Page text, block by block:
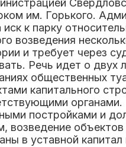
им. Горького.
к парку
возведения
и требует через
Речь идет о двух
общественных
капитального
постройками и
возведение объектов
в уставной капитал